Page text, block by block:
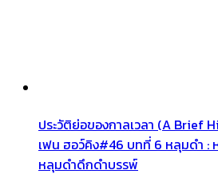
ประวัติย่อของกาลเวลา (A Brief
เฟน ฮอว์คิง#46 บทที่ 6 หลุมดำ :
หลุมดำดึกดำบรรพ์